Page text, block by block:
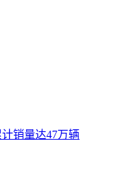
销量达47万辆